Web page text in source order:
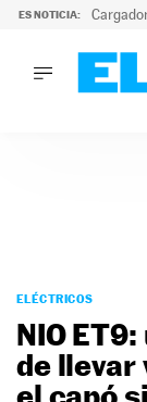
ES NOTICIA:
PODCAST
MOTOS
TECNOLOGÍA
SUPERCOCHES
ELÉCTRICOS
NIO
de llevar